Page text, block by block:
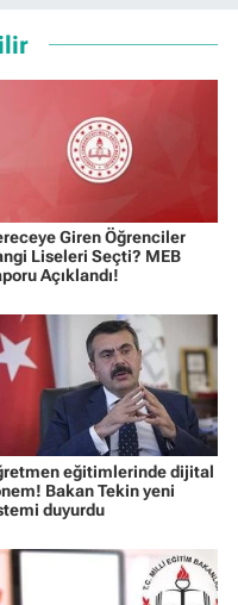
Giren Öğrenciler
Liseleri Seçti? MEB
Açıklandı!
eğitimlerinde dijital
Bakan Tekin yeni
duyurdu